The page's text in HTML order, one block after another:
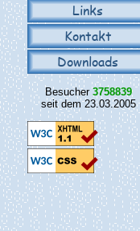
Links
Kontakt
Downloads
Besucher3758839
seit dem 23.03.2005